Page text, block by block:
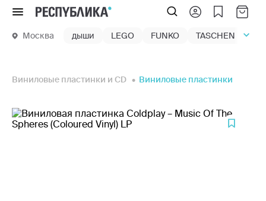
Меню
Москва дыши LEGO FUNKO TASCHEN
Виниловые пластинки и CD Виниловые пластинки